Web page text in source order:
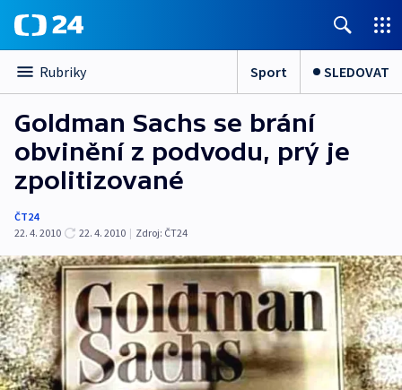
Rubriky Sport SLEDOVAT
Goldman Sachs se brání
obvinění z podvodu, prý je
zpolitizované
ČT24
22. 4. 2010
22. 4. 2010 | Zdroj: ČT24